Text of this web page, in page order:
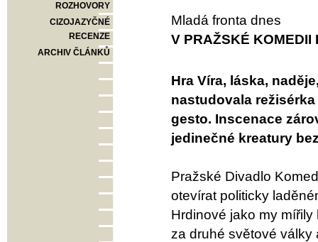
ROZHOVORY
CIZOJAZYČNÉ
RECENZE
ARCHIV ČLÁNKŮ
Mladá fronta dnes
V PRAŽSKÉ KOMEDII
Hra Víra, láska,
nastudovala
gesto. Inscenace
jedinečné kreatury
Pražské Divadlo
otevírat politicky
Hrdinové jako my
za druhé světové